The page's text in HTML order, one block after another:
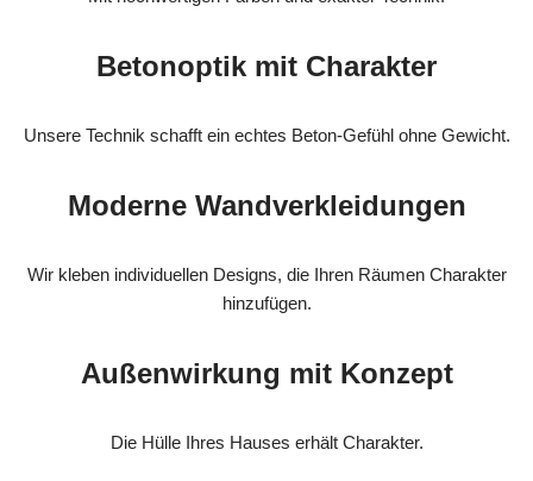
Betonoptik mit Charakter
Unsere Technik schafft ein echtes Beton-Gefühl ohne Gewicht.
Moderne Wandverkleidungen
Wir kleben individuellen Designs, die Ihren Räumen Charakter
hinzufügen.
Außenwirkung mit Konzept
Die Hülle Ihres Hauses erhält Charakter.